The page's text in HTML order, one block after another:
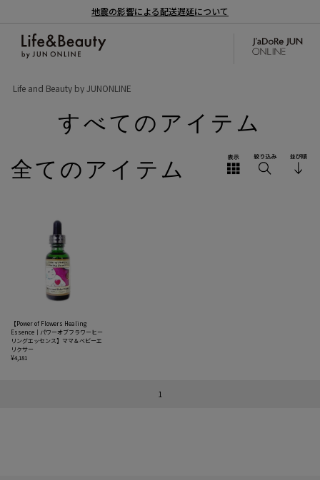
地震の影響による配送遅延について
Life and Beauty by JUNONLINE
すべてのアイテム
全てのアイテム
【Power of Flowers Healing
Essence｜パワーオブフラワーヒー
リングエッセンス】ママ＆ベビーエ
リクサー
¥4,181
1